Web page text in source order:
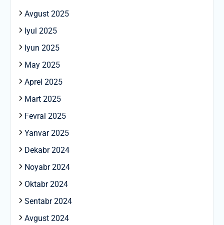
Avgust 2025
Iyul 2025
Iyun 2025
May 2025
Aprel 2025
Mart 2025
Fevral 2025
Yanvar 2025
Dekabr 2024
Noyabr 2024
Oktabr 2024
Sentabr 2024
Avgust 2024